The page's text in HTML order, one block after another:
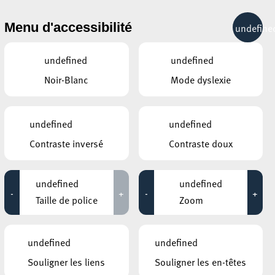
RÉCRÉATION MOBILITÉ
ÉVÉNEMENTS CONTINUS
12 AOÛT 2020
BENU Luutenatelier
Jusqu'au 13 août
Yoga in the city
11°C
Menu d'accessibilité
undefined
Noir-Blanc
undefined
Mode dyslexie
undefined
Contraste inversé
undefined
Contraste doux
-
undefined
Taille de police
+ -
undefined
Zoom
+
undefined
Souligner les liens
undefined
Souligner les en-têtes